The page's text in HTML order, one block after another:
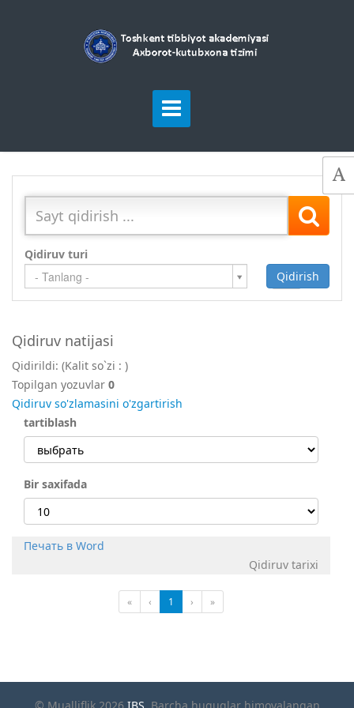
Qidiruv turi
- Tanlang - Qo`shish
Qidirish
Qidiruv natijasi
Qidirildi: (Kalit so`zi : )
Topilgan yozuvlar 0
Qidiruv so'zlamasini o'zgartirish
tartiblash
Bir saxifada
Печать в Word
Qidiruv tarixi
« ‹ 1 › »